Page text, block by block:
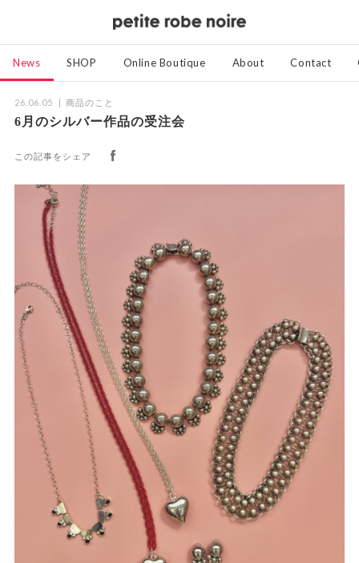
News SHOP Online Boutique About Contact
26.06.05 商品のこと
6月のシルバー作品の受注会
この記事をシェア